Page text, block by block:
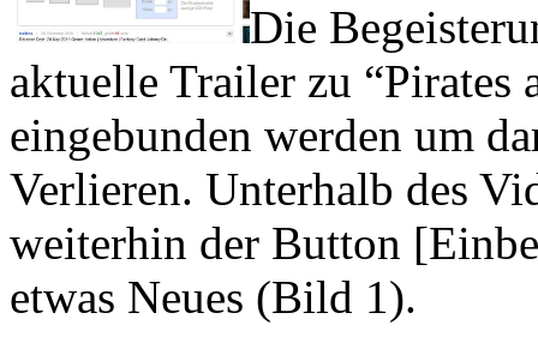
Die
aktuelle Trailer zu “Pirates
eingebunden werden um
Verlieren. Unterhalb des
weiterhin der Button
etwas Neues (Bild 1).